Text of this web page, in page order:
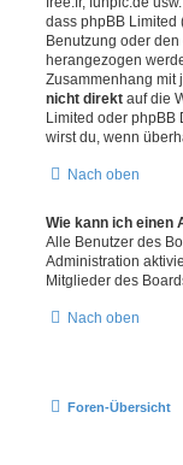
dass phpBB Limited
Benutzung oder
herangezogen
Zusammenhang mit
nicht direkt auf die
Limited oder phpBB
wirst du, wenn
Nach oben
Wie kann ich einen
Alle Benutzer des
Administration
Mitglieder des
Nach oben
Foren-Übersicht